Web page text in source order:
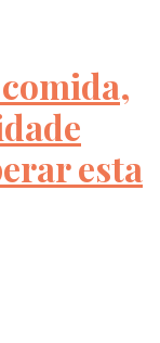
esta